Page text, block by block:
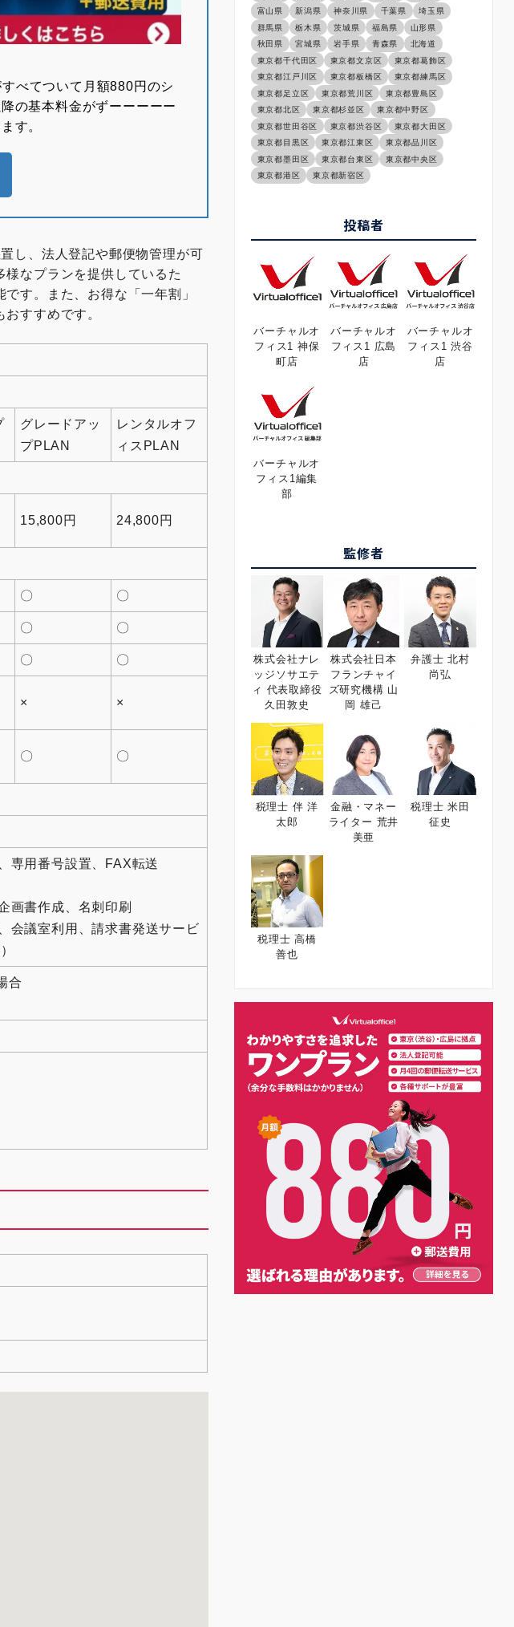
べてついて月額880円のシ
の基本料金がずーーーーー
す。
し、法人登記や郵便物管理が可
なプランを提供しているた
す。​また、お得な「一年割」
すすめです。
グレードアッ
プPLAN
レンタルオフ
ィスPLAN
15,800円 24,800円
〇 〇
〇 〇
〇 〇
× ×
〇 〇
専用番号設置、FAX転送
画書作成、名刺印刷
会議室利用、請求書発送サービ
合
富山県
新潟県 神奈川県 千葉県
埼玉県
群馬県
栃木県 茨城県 福島県
山形県
秋田県
宮城県 岩手県 青森県
北海道
東京都千代田区
東京都文京区
東京都葛飾区
東京都江戸川区
東京都板橋区
東京都練馬区
東京都足立区
東京都荒川区
東京都豊島区
東京都北区
東京都杉並区
東京都中野区
東京都世田谷区
東京都渋谷区
東京都大田区
東京都目黒区
東京都江東区
東京都品川区
東京都墨田区
東京都台東区
東京都中央区
東京都港区
東京都新宿区
投稿者
バーチャルオ
フィス1 神保
町店
バーチャルオ
フィス1 広島
店
バーチャルオ
フィス1 渋谷
店
バーチャルオ
フィス1編集
部
監修者
株式会社ナレ
ッジソサエテ
ィ 代表取締役
久田敦史
株式会社日本
フランチャイ
ズ研究機構 山
岡 雄己
弁護士 北村
尚弘
税理士 伴 洋
太郎
金融・マネー
ライター 荒井
美亜
税理士 米田
征史
税理士 高橋
善也